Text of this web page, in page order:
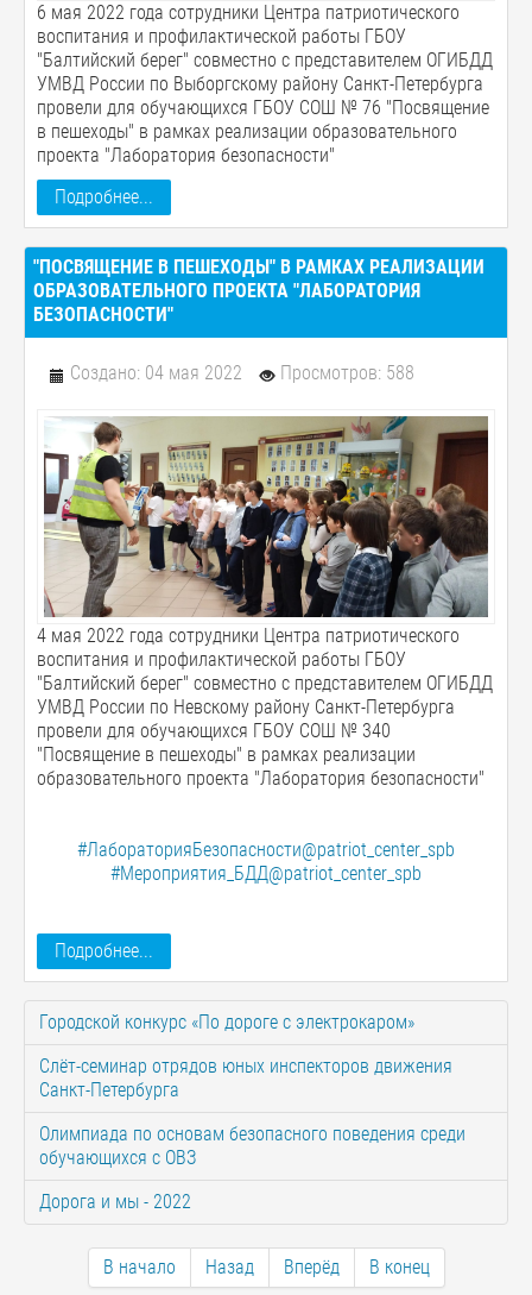
6 мая 2022 года сотрудники Центра патриотического
воспитания и профилактической работы ГБОУ
"Балтийский берег" совместно с представителем ОГИБДД
УМВД России по Выборгскому району Санкт-Петербурга
провели для обучающихся ГБОУ СОШ № 76 "Посвящение
в пешеходы" в рамках реализации образовательного
проекта "Лаборатория безопасности"
Подробнее...
"ПОСВЯЩЕНИЕ В ПЕШЕХОДЫ" В РАМКАХ РЕАЛИЗАЦИИ
ОБРАЗОВАТЕЛЬНОГО ПРОЕКТА "ЛАБОРАТОРИЯ
БЕЗОПАСНОСТИ"
Создано: 04 мая 2022 Просмотров: 588
4 мая 2022 года сотрудники Центра патриотического
воспитания и профилактической работы ГБОУ
"Балтийский берег" совместно с представителем ОГИБДД
УМВД России по Невскому району Санкт-Петербурга
провели для обучающихся ГБОУ СОШ № 340
"Посвящение в пешеходы" в рамках реализации
образовательного проекта "Лаборатория безопасности"
#ЛабораторияБезопасности@patriot_center_spb
#Мероприятия_БДД@patriot_center_spb
Подробнее...
Городской конкурс «По дороге с электрокаром»
Слёт-семинар отрядов юных инспекторов движения
Санкт-Петербурга
Олимпиада по основам безопасного поведения среди
обучающихся с ОВЗ
Дорога и мы - 2022
В начало Назад Вперёд В конец